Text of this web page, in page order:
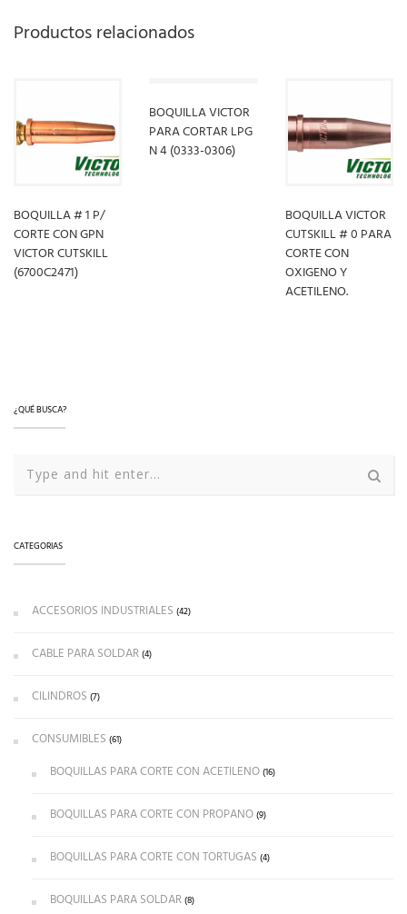
Productos relacionados
BOQUILLA # 1 P/
CORTE CON GPN
VICTOR CUTSKILL
(6700C2471)
BOQUILLA VICTOR
PARA CORTAR LPG
N 4 (0333-0306)
BOQUILLA VICTOR
CUTSKILL # 0 PARA
CORTE CON
OXIGENO Y
ACETILENO.
¿QUÉ BUSCA?
CATEGORIAS
ACCESORIOS INDUSTRIALES (42)
CABLE PARA SOLDAR(4)
CILINDROS (7)
CONSUMIBLES (61)
BOQUILLAS PARA CORTE CON ACETILENO(16)
BOQUILLAS PARA CORTE CON PROPANO(9)
BOQUILLAS PARA CORTE CON TORTUGAS (4)
BOQUILLAS PARA SOLDAR(8)